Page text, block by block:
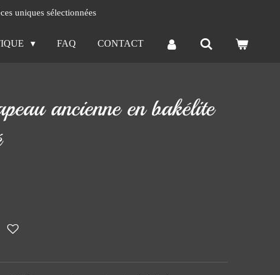
uniques sélectionnées
FAQ CONTACT
ancienne en bakélite